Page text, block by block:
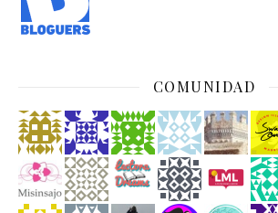
COMUNIDAD